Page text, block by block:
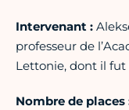
Intervenant :
professeur de
Lettonie, dont il fut
Nombre de places